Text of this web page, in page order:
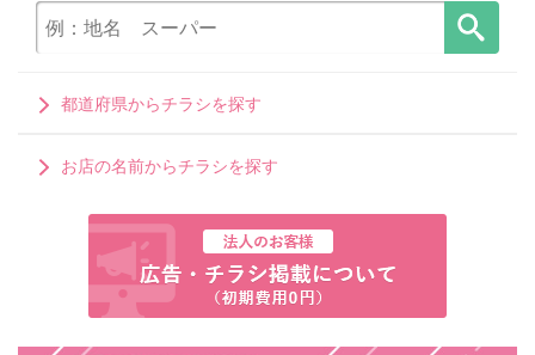
都道府県からチラシを探す
お店の名前からチラシを探す